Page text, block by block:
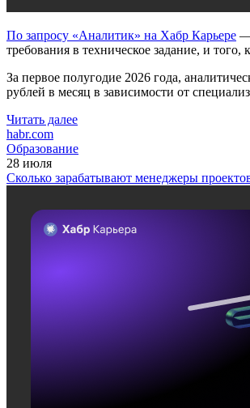
По запросу «Аналитик» на Хабр Карьере —
требования в техническое задание, и
За первое полугодие 2026 года,
рублей в месяц в зависимости от
Читать далее
habr.com
Образование
28 июля
Сколько зарабатывают менеджеры